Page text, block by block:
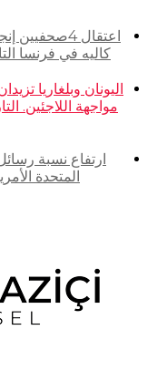
اعتقال
كاليه في فرنسا التاريخ:
اليونان وبلغاريا
ارتفاع نسبة